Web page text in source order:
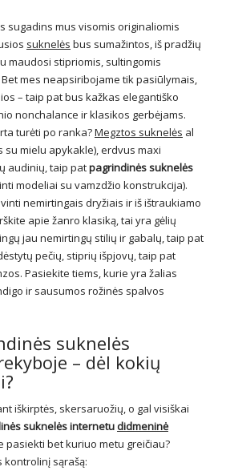
sugadins mus visomis originaliomis
suknelės bus sumažintos, iš pradžių
maudosi stipriomis, sultingomis
mes neapsiribojame tik pasiūlymais,
– taip pat bus kažkas elegantiško
nonchalance ir klasikos gerbėjams.
turėti po ranka?Megztos suknelės al
su mielu apykakle), erdvus maxi
audinių, taip patpagrindinės suknelės
modeliai su vamzdžio konstrukcija).
nemirtingais dryžiais ir iš ištraukiamo
apie žanro klasiką, tai yra gėlių
jau nemirtingų stilių ir gabalų, taip pat
pečių, stiprių išpjovų, taip pat
Pasiekite tiems, kurie yra žalias
ir sausumos rožinės spalvos
suknelės
– dėl kokių
iškirptės, skersaruožių, o gal visiškai
suknelės internetu didmeninė
pasiekti bet kuriuo metu greičiau?
kontrolinį sąrašą: